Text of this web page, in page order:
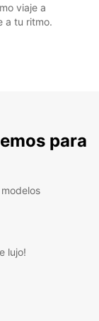
viaje a
a tu ritmo.
para
lujo!